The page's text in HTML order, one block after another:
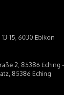
15, 6030 Ebikon
2, 85386
85386 Eching